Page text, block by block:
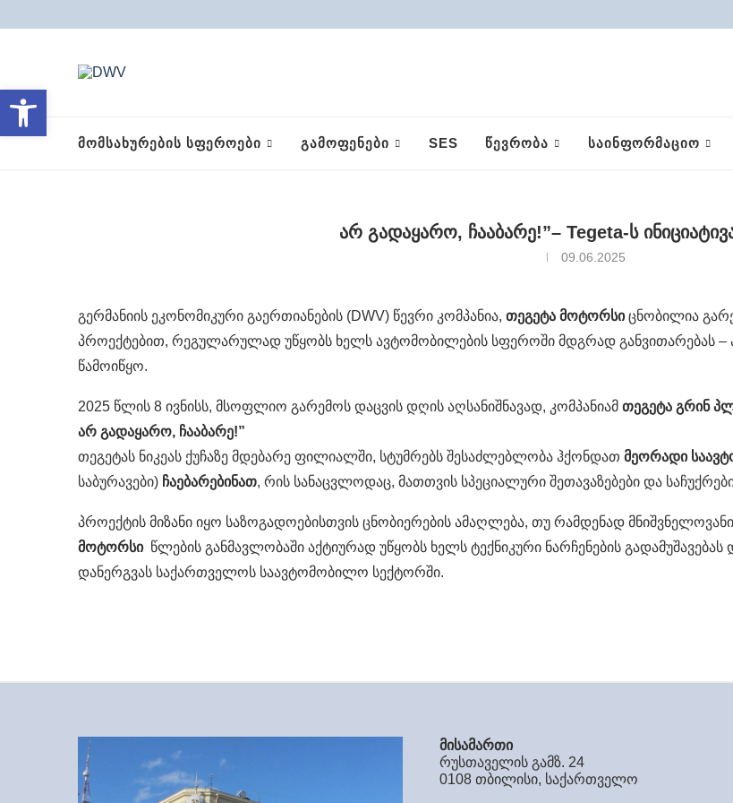
Open toolbar
ᲛᲝᲛᲡᲐᲮᲣᲠᲔᲑᲘᲡ ᲡᲤᲔᲠᲝᲔᲑᲘ ᲒᲐᲛᲝᲤᲔᲜᲔᲑᲘ SES ᲬᲔᲕᲠᲝᲑᲐ ᲡᲐᲘᲜᲤᲝᲠᲛᲐᲪᲘᲝ
არ გადაყარო, ჩააბარე!”– Tegeta-ს
09.06.2025
გერმანიის ეკონომიკური გაერთიანების (DWV) წევრი კომპანია, თეგეტა მოტორსიცნობილია
პროექტებით, რეგულარულად უწყობს ხელს ავტომობილების სფეროში მდგრად განვითარებას –
წამოიწყო.
2025 წლის 8 ივნისს, მსოფლიო გარემოს დაცვის დღის აღსანიშნავად, კომპანიამ თეგეტა გრინ
არ გადაყარო, ჩააბარე!”
თეგეტას ნიკეას ქუჩაზე მდებარე ფილიალში, სტუმრებს შესაძლებლობა ჰქონდათ მეორადი
საბურავები) ჩაებარებინათ, რის სანაცვლოდაც, მათთვის სპეციალური შეთავაზებები და
პროექტის მიზანი იყო საზოგადოებისთვის ცნობიერების ამაღლება, თუ რამდენად
მოტორსი წლების განმავლობაში აქტიურად უწყობს ხელს ტექნიკური ნარჩენების
დანერგვას საქართველოს საავტომობილო სექტორში.
მისამართი
რუსთაველის გამზ. 24
0108 თბილისი, საქართველო